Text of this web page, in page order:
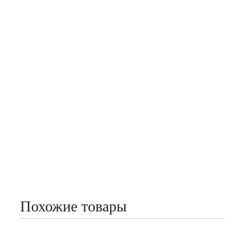
Похожие товары